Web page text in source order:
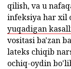
qilish, va u
infeksiya har xil
yuqadigan
vositasi ba'zan
lateks chiqib
ochiq-oydin